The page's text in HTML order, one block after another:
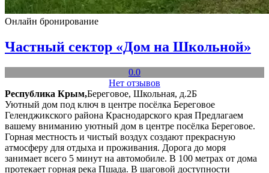
Онлайн бронирование
Частный сектор «Дом на Школьной»
0.0
Нет отзывов
Республика Крым,Береговое, Школьная, д.2Б
Уютный дом под ключ в центре посёлка Береговое
Геленджикского района Краснодарского края Предлагаем
вашему вниманию уютный дом в центре посёлка Береговое.
Горная местность и чистый воздух создают прекрасную
атмосферу для отдыха и проживания. Дорога до моря
занимает всего 5 минут на автомобиле. В 100 метрах от дома
протекает горная река Пшада. В шаговой доступности